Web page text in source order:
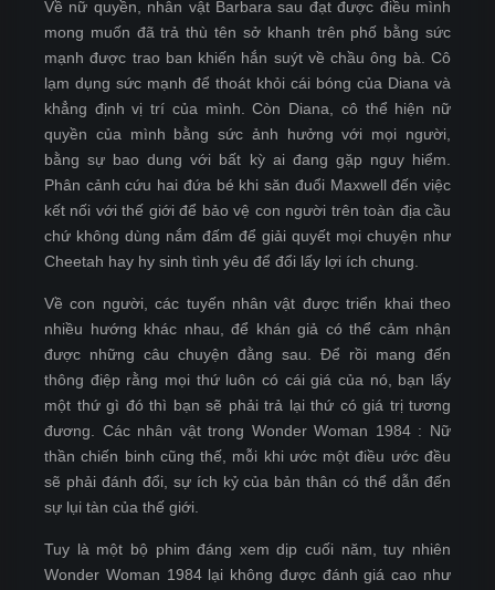
Về nữ quyền, nhân vật Barbara sau đạt được điều mình
mong muốn đã trả thù tên sở khanh trên phố bằng sức
mạnh được trao ban khiến hắn suýt về chầu ông bà. Cô
lạm dụng sức mạnh để thoát khỏi cái bóng của Diana và
khẳng định vị trí của mình. Còn Diana, cô thể hiện nữ
quyền của mình bằng sức ảnh hưởng với mọi người,
bằng sự bao dung với bất kỳ ai đang gặp nguy hiểm.
Phân cảnh cứu hai đứa bé khi săn đuổi Maxwell đến việc
kết nối với thế giới để bảo vệ con người trên toàn địa cầu
chứ không dùng nắm đấm để giải quyết mọi chuyện như
Cheetah hay hy sinh tình yêu để đổi lấy lợi ích chung.
Về con người, các tuyến nhân vật được triển khai theo
nhiều hướng khác nhau, để khán giả có thể cảm nhận
được những câu chuyện đằng sau. Để rồi mang đến
thông điệp rằng mọi thứ luôn có cái giá của nó, bạn lấy
một thứ gì đó thì bạn sẽ phải trả lại thứ có giá trị tương
đương. Các nhân vật trong Wonder Woman 1984 : Nữ
thần chiến binh cũng thế, mỗi khi ước một điều ước đều
sẽ phải đánh đổi, sự ích kỷ của bản thân có thể dẫn đến
sự lụi tàn của thế giới.
Tuy là một bộ phim đáng xem dịp cuối năm, tuy nhiên
Wonder Woman 1984 lại không được đánh giá cao như